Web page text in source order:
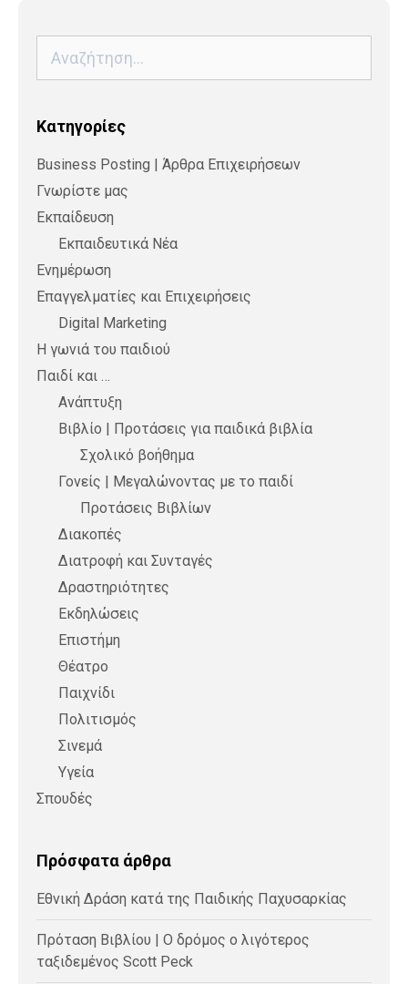
για:
Kατηγορίες
Business Posting | Άρθρα Επιχειρήσεων
Γνωρίστε μας
Εκπαίδευση
Εκπαιδευτικά Νέα
Ενημέρωση
Επαγγελματίες και Επιχειρήσεις
Digital Marketing
Η γωνιά του παιδιού
Παιδί και …
Ανάπτυξη
Βιβλίο | Προτάσεις για παιδικά βιβλία
Σχολικό βοήθημα
Γονείς | Μεγαλώνοντας με το παιδί
Προτάσεις Βιβλίων
Διακοπές
Διατροφή και Συνταγές
Δραστηριότητες
Εκδηλώσεις
Επιστήμη
Θέατρο
Παιχνίδι
Πολιτισμός
Σινεμά
Υγεία
Σπουδές
Πρόσφατα άρθρα
Εθνική Δράση κατά της Παιδικής Παχυσαρκίας
Πρόταση Βιβλίου | Ο δρόμος ο λιγότερος
ταξιδεμένος Scott Peck